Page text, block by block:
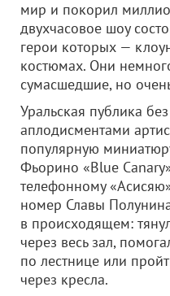
мир и покорил
двухчасовое шоу
герои которых —
костюмах. Они
сумасшедшие, но
Уральская публика
аплодисментами
популярную
Фьорино «Blue
телефонному
номер Славы
в происходящем:
через весь зал,
по лестнице или
через кресла.